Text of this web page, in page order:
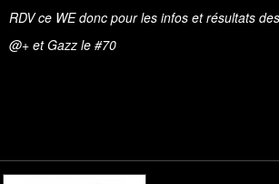
RDV ce WE donc pour les infos et résultats
@+ et Gazz le #70